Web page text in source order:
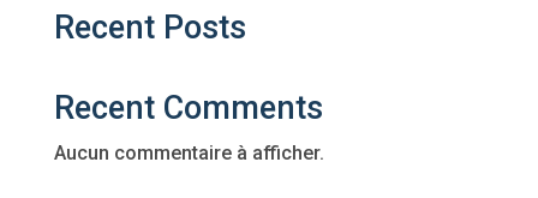
Recent Posts
Recent Comments
Aucun commentaire à afficher.